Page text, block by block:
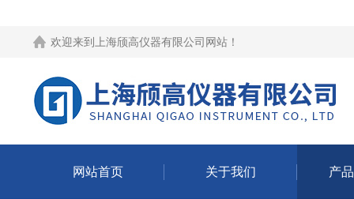
欢迎来到 上海颀高仪器有限公司网站 ！
网站首页 关于我们 产